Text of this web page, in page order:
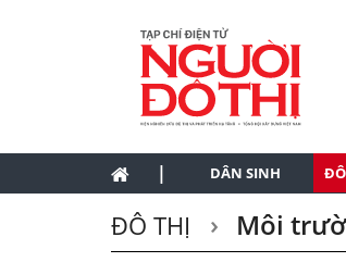
| DÂN SINH
ĐÔ THỊ Môi